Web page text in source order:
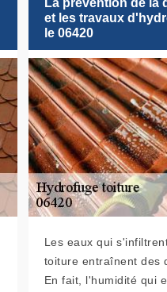
et les travaux
le 06420
Les eaux qui
toiture entraînent des
En fait, l'humidité qui